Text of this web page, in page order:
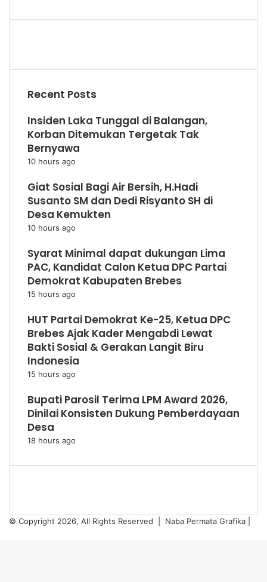
Recent Posts
Insiden Laka Tunggal di Balangan,
Korban Ditemukan Tergetak Tak
Bernyawa
10 hours ago
Giat Sosial Bagi Air Bersih, H.Hadi
Susanto SM dan Dedi Risyanto SH di
Desa Kemukten
10 hours ago
Syarat Minimal dapat dukungan Lima
PAC, Kandidat Calon Ketua DPC Partai
Demokrat Kabupaten Brebes
15 hours ago
HUT Partai Demokrat Ke-25, Ketua DPC
Brebes Ajak Kader Mengabdi Lewat
Bakti Sosial & Gerakan Langit Biru
Indonesia
15 hours ago
Bupati Parosil Terima LPM Award 2026,
Dinilai Konsisten Dukung Pemberdayaan
Desa
18 hours ago
© Copyright 2026, All Rights Reserved | Naba Permata Grafika